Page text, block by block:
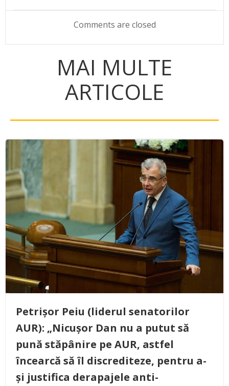
navigationnavigation
Comments are closed
MAI MULTE
ARTICOLE
Petrișor Peiu (liderul senatorilor
AUR): „Nicușor Dan nu a putut să
pună stăpânire pe AUR, astfel
încearcă să îl discrediteze, pentru a-
și justifica derapajele anti-